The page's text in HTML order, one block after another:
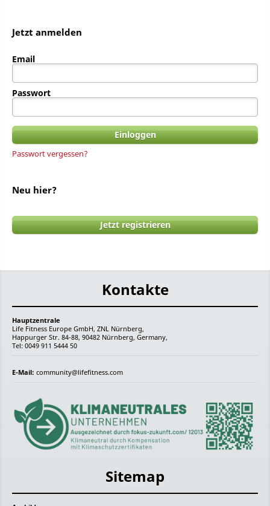
Jetzt anmelden
Email
Passwort
Passwort vergessen?
Neu hier?
Jetzt registrieren
Kontakte
Hauptzentrale
Life Fitness Europe GmbH, ZNL Nürnberg,
Happurger Str. 84-88, 90482 Nürnberg, Germany,
Tel: 0049 911 5444 50
E-Mail: community@lifefitness.com
Sitemap